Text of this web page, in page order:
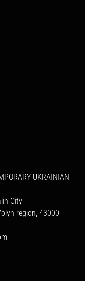
UKRAINIAN
City
region, 43000